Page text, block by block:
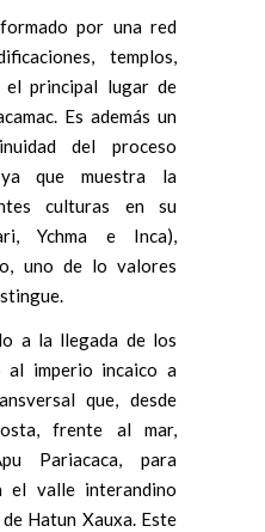
por una red
templos,
principal lugar de
Es además un
del proceso
que muestra la
culturas en su
Ychma e Inca),
uno de lo valores
a la llegada de los
al imperio incaico a
que, desde
frente al mar,
Pariacaca, para
el valle interandino
Hatun Xauxa. Este